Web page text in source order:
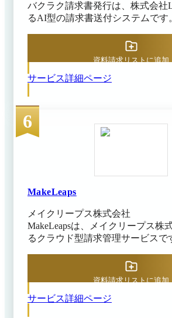
バクラク請求書発行は、株式会社
るAI型の請求書送付システムです
いった業務をすべて電子化できま
で幅広い機能を利用でき、各作業
同時に実現できるのが魅力です。 バクラク請求
まな帳票をWebで簡単に作成・保
に、インボイス制度や電子帳簿保
ています。支払通知書の作成・送
し、申請・受取など関連機能との
CSVで連携可能です。
サービス詳細ページ
資料請求リストに追加
6
MakeLeaps
メイクリープス株式会社
MakeLeapsは、メイクリープス株
るクラウド型請求管理サービスで
ウド上で一元管理でき、営業・経
の業務負担を軽減します。見積書
き、入力ミスを防げるのも特徴です。 入金
サービス詳細ページ
資料請求リストに追加